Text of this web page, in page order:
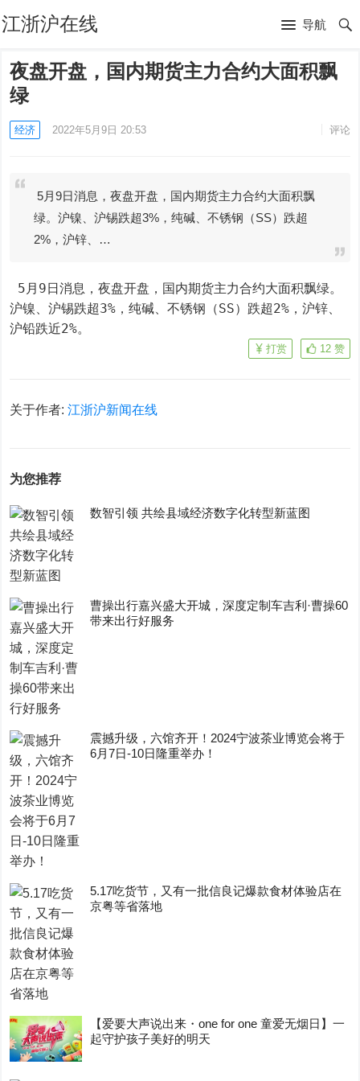
江浙沪在线 导航
夜盘开盘，国内期货主力合约大面积飘
绿
经济 2022年5月9日 20:53 评论
5月9日消息，夜盘开盘，国内期货主力合约大面积飘
绿。沪镍、沪锡跌超3%，纯碱、不锈钢（SS）跌超
2%，沪锌、…
5月9日消息，夜盘开盘，国内期货主力合约大面积飘绿。
沪镍、沪锡跌超3%，纯碱、不锈钢（SS）跌超2%，沪锌、
沪铅跌近2%。
12 赞
打赏
关于作者:江浙沪新闻在线
为您推荐
数智引领 共绘县域经济数字化转型新蓝图
曹操出行嘉兴盛大开城，深度定制车吉利·曹操60
带来出行好服务
震撼升级，六馆齐开！2024宁波茶业博览会将于
6月7日-10日隆重举办！
5.17吃货节，又有一批信良记爆款食材体验店在
京粤等省落地
【爱要大声说出来・one for one 童爱无烟日】一
起守护孩子美好的明天